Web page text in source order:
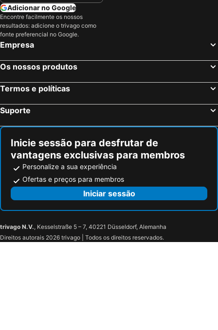
Gustavia, Ilha Saint Barthélemy Hotéis
Sainte Luce, Martinica Hotéis
Adicionar no Google
Encontre facilmente os nossos
resultados: adicione o trivago como
fonte preferencial no Google.
Empresa
Os nossos produtos
Termos e políticas
Suporte
Inicie sessão para desfrutar de
vantagens exclusivas para membros
Personalize a sua experiência
Ofertas e preços para membros
Iniciar sessão
trivago N.V., Kesselstraße 5 – 7, 40221 Düsseldorf, Alemanha
Direitos autorais 2026 trivago | Todos os direitos reservados.